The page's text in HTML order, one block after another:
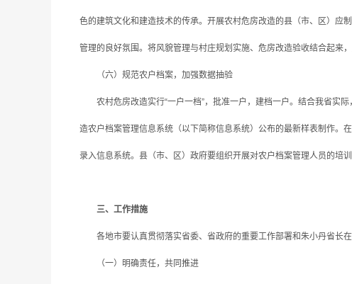
色的建筑文化和建造技术的传承。开展农村危房改造的县（市、区）应
管理的良好氛围。将风貌管理与村庄规划实施、危房改造验收结合起来，
（六）规范农户档案，加强数据抽验
农村危房改造实行“一户一档”，批准一户，建档一户。结合我省实际
造农户档案管理信息系统（以下简称信息系统）公布的最新样表制作。
录入信息系统。县（市、区）政府要组织开展对农户档案管理人员的培
三、工作措施
各地市要认真贯彻落实省委、省政府的重要工作部署和朱小丹省长在
（一）明确责任，共同推进